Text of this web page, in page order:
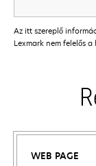
Az itt szereplő
Lexmark nem felelős
WEB PAGE